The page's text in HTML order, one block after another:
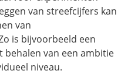
van streefcijfers kan
van
is bijvoorbeeld een
behalen van een ambitie
niveau.